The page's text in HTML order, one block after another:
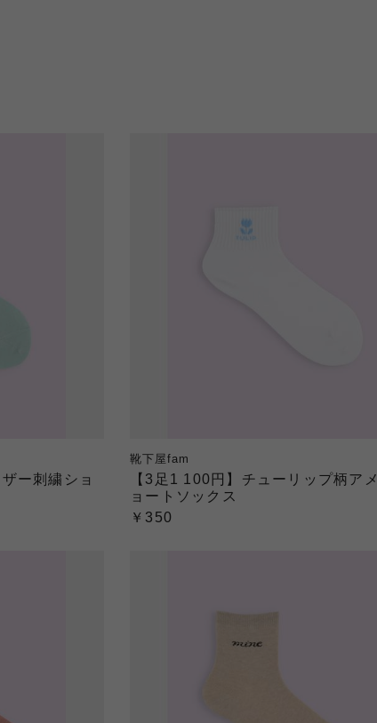
ー刺繍ショ
靴下屋fam
【3足1 100円】チューリップ柄ア
ョートソックス
￥350